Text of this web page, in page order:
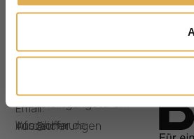
Produkte
Wohnungseingangstüren
Nebeneingangstüren
Vordächer
Unternehmen
Familiengeschichte
Jobs
Auszeichnungen
Kontakt
den
Seewiesen
Edenkoben
Email:
info@biffar.de